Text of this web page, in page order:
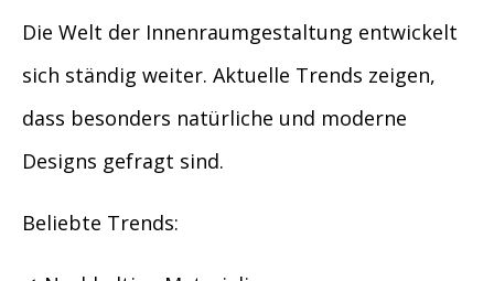
Die Welt der Innenraumgestaltung entwickelt
sich ständig weiter. Aktuelle Trends zeigen,
dass besonders natürliche und moderne
Designs gefragt sind.
Beliebte Trends: